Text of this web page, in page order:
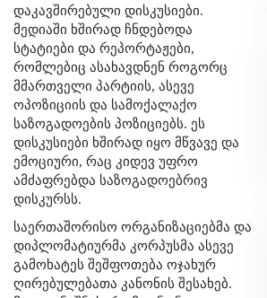
დაკავშირებული დისკუსიები.
მედიაში ხშირად ჩნდებოდა
სტატიები და რეპორტაჟები,
რომლებიც ასახავდნენ როგორც
მმართველი პარტიის, ასევე
ოპოზიციის და სამოქალაქო
საზოგადოების პოზიციებს. ეს
დისკუსიები ხშირად იყო მწვავე და
ემოციური, რაც კიდევ უფრო
ამძაფრებდა საზოგადოებრივ
დისკურსს.
საერთაშორისო ორგანიზაციებმა და
დიპლომატიურმა კორპუსმა ასევე
გამოხატეს შეშფოთება ოჯახურ
ღირებულებათა კანონის შესახებ.